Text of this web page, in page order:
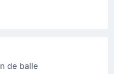
Majer pour VfL
de balle